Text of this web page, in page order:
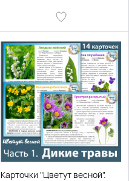
Карточки "Цветут весной".